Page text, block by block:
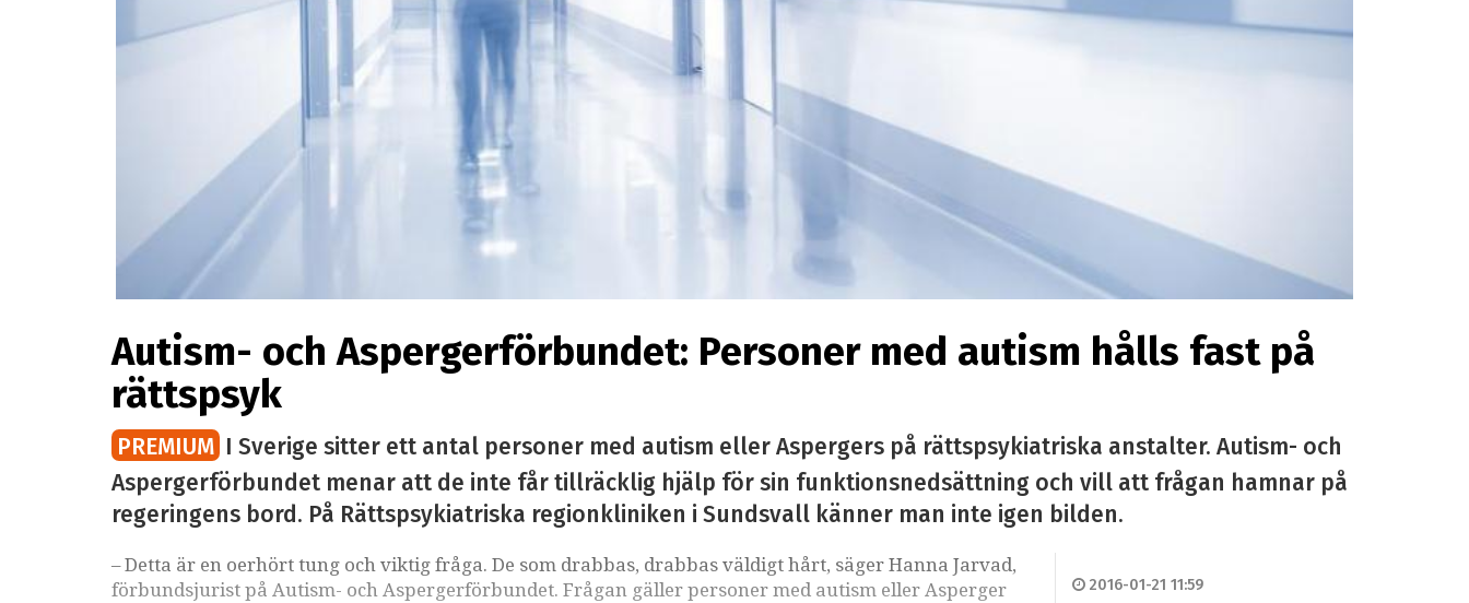
Autism- och Aspergerförbundet: Personer med autism hålls fast på
rättspsyk
PREMIUM I Sverige sitter ett antal personer med autism eller Aspergers på rättspsykiatriska anstalter. Autism- och
Aspergerförbundet menar att de inte får tillräcklig hjälp för sin funktionsnedsättning och vill att frågan hamnar på
regeringens bord. På Rättspsykiatriska regionkliniken i Sundsvall känner man inte igen bilden.
– Detta är en oerhört tung och viktig fråga. De som drabbas, drabbas väldigt hårt, säger Hanna Jarvad,
förbundsjurist på Autism- och Aspergerförbundet. Frågan gäller personer med autism eller Asperger
2016-01-21 11:59